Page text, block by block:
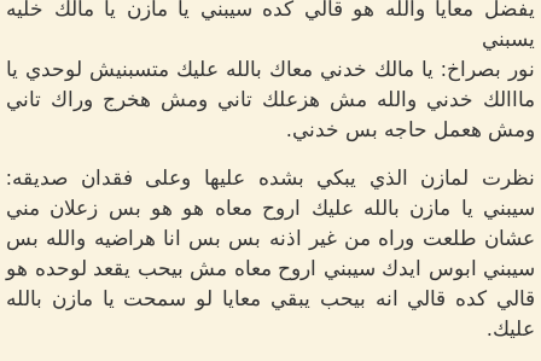
يفضل معايا والله هو قالي كده سيبني يا مازن يا مالك خليه
يسبني
نور بصراخ: يا مالك خدني معاك بالله عليك متسبنيش لوحدي يا
مااالك خدني والله مش هزعلك تاني ومش هخرج وراك تاني
ومش هعمل حاجه بس خدني.
نظرت لمازن الذي يبكي بشده عليها وعلى فقدان صديقه:
سيبني يا مازن بالله عليك اروح معاه هو هو بس زعلان مني
عشان طلعت وراه من غير اذنه بس بس انا هراضيه والله بس
سيبني ابوس ايدك سيبني اروح معاه مش بيحب يقعد لوحده هو
قالي كده قالي انه بيحب يبقي معايا لو سمحت يا مازن بالله
عليك.